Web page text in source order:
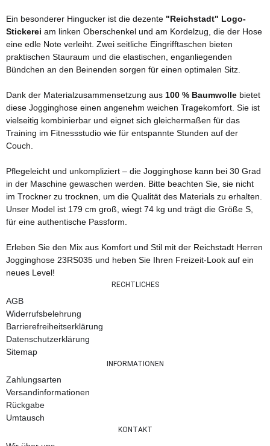
Ein besonderer Hingucker ist die dezente "Reichstadt" Logo-
Stickerei am linken Oberschenkel und am Kordelzug, die der Hose
eine edle Note verleiht. Zwei seitliche Eingrifftaschen bieten
praktischen Stauraum und die elastischen, enganliegenden
Bündchen an den Beinenden sorgen für einen optimalen Sitz.
Dank der Materialzusammensetzung aus 100 % Baumwolle bietet
diese Jogginghose einen angenehm weichen Tragekomfort. Sie ist
vielseitig kombinierbar und eignet sich gleichermaßen für das
Training im Fitnessstudio wie für entspannte Stunden auf der
Couch.
Pflegeleicht und unkompliziert – die Jogginghose kann bei 30 Grad
in der Maschine gewaschen werden. Bitte beachten Sie, sie nicht
im Trockner zu trocknen, um die Qualität des Materials zu erhalten.
Unser Model ist 179 cm groß, wiegt 74 kg und trägt die Größe S,
für eine authentische Passform.
Erleben Sie den Mix aus Komfort und Stil mit der Reichstadt Herren
Jogginghose 23RS035 und heben Sie Ihren Freizeit-Look auf ein
neues Level!
RECHTLICHES
AGB
Widerrufsbelehrung
Barrierefreiheitserklärung
Datenschutzerklärung
Sitemap
INFORMATIONEN
Zahlungsarten
Versandinformationen
Rückgabe
Umtausch
KONTAKT